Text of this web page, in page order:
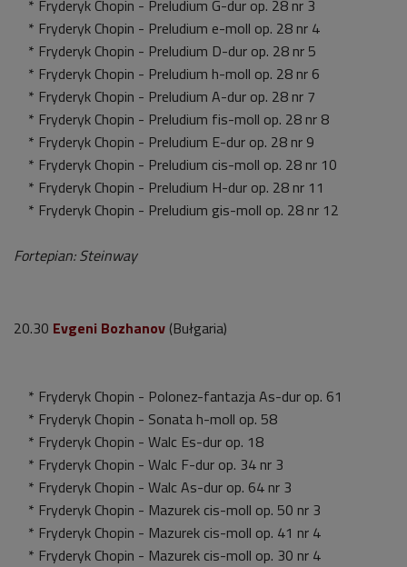
* Fryderyk Chopin - Preludium G-dur op. 28 nr 3
* Fryderyk Chopin - Preludium e-moll op. 28 nr 4
* Fryderyk Chopin - Preludium D-dur op. 28 nr 5
* Fryderyk Chopin - Preludium h-moll op. 28 nr 6
* Fryderyk Chopin - Preludium A-dur op. 28 nr 7
* Fryderyk Chopin - Preludium fis-moll op. 28 nr 8
* Fryderyk Chopin - Preludium E-dur op. 28 nr 9
* Fryderyk Chopin - Preludium cis-moll op. 28 nr 10
* Fryderyk Chopin - Preludium H-dur op. 28 nr 11
* Fryderyk Chopin - Preludium gis-moll op. 28 nr 12
Fortepian: Steinway
20.30 Evgeni Bozhanov (Bułgaria)
* Fryderyk Chopin - Polonez-fantazja As-dur op. 61
* Fryderyk Chopin - Sonata h-moll op. 58
* Fryderyk Chopin - Walc Es-dur op. 18
* Fryderyk Chopin - Walc F-dur op. 34 nr 3
* Fryderyk Chopin - Walc As-dur op. 64 nr 3
* Fryderyk Chopin - Mazurek cis-moll op. 50 nr 3
* Fryderyk Chopin - Mazurek cis-moll op. 41 nr 4
* Fryderyk Chopin - Mazurek cis-moll op. 30 nr 4